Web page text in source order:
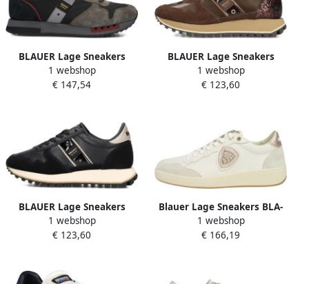
BLAUER Lage Sneakers
Heren Queens01 Maat: 40
Materiaal: Suède Kleur:
1 webshop
€ 147,54
BLAUER Lage Sneakers
Dames Millen03 Maat: 37
Materiaal: Suède Kleur:
1 webshop
€ 123,60
BLAUER Lage Sneakers
Dames Millen03 Maat: 39
Materiaal: Suède Kleur:
1 webshop
€ 123,60
Blauer Lage Sneakers BLA-
E25-OLYMPIA11-WN
1 webshop
€ 166,19